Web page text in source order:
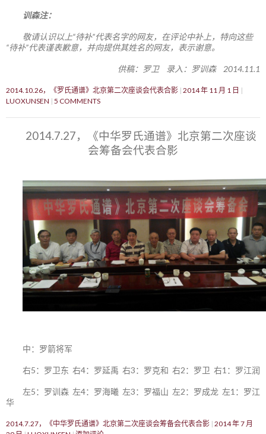
训森注：
敬请认识以上“待补”代表名字的网友，在评论中补上，特向这些
“待补”代表谨表歉意，并向提供其姓名的网友，表示谢意。
供稿：罗卫 录入：罗训森 2014.11.1
2014.10.26，《罗氏通谱》北京第二次座谈会代表合影 2014 年 11 月 1 日
LUOXUNSEN 5 COMMENTS
2014.7.27，《中华罗氏通谱》北京第二次座谈
会筹备会代表合影
中：罗箭将军
右5：罗卫东 右4：罗延禹 右3：罗克和 右2：罗卫 右1：罗江润
左5：罗训森 左4：罗海曦 左3：罗福山 左2：罗成龙 左1：罗江
华
2014.7.27，《中华罗氏通谱》北京第二次座谈会筹备会代表合影 2014 年 7 月